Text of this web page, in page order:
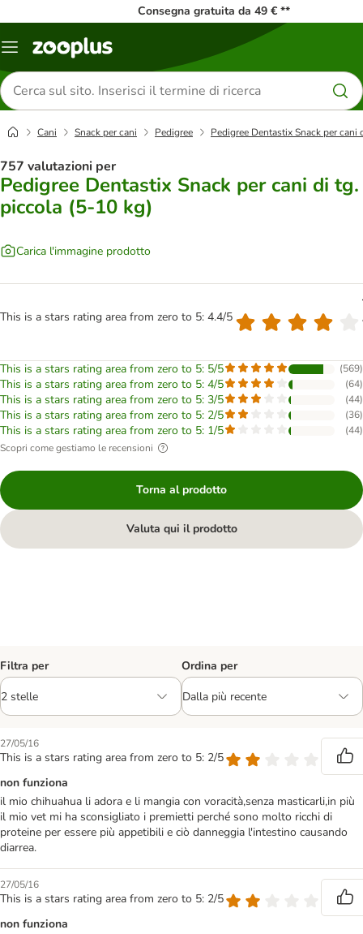
Consegna gratuita da 49 € **
Overview
Cerca
prodotti
Cani Snack per cani Pedigree Pedigree Dentastix Snack per
757 valutazioni per
Pedigree Dentastix Snack per cani di tg.
piccola (5-10 kg)
Carica l'immagine prodotto
This is a stars rating area from zero to 5: 4.4/5
This is a stars rating area from zero to 5: 5/5 (569)
This is a stars rating area from zero to 5: 4/5 (64)
This is a stars rating area from zero to 5: 3/5 (44)
This is a stars rating area from zero to 5: 2/5 (36)
This is a stars rating area from zero to 5: 1/5 (44)
Scopri come gestiamo le recensioni
Torna al prodotto
Valuta qui il prodotto
Filtra per Ordina per
27/05/16
This is a stars rating area from zero to 5: 2/5
non funziona
il mio chihuahua li adora e li mangia con voracità,senza masticarli,in più
il mio vet mi ha sconsigliato i premietti perché sono molto ricchi di
proteine per essere più appetibili e ciò danneggia l'intestino causando
diarrea.
27/05/16
This is a stars rating area from zero to 5: 2/5
non funziona